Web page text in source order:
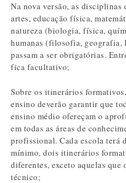
Na nova versão, as disciplinas
artes, educação física,
natureza (biologia, física,
humanas (filosofia,
passam a ser obrigatórias.
fica facultativo;
Sobre os itinerários
ensino deverão garantir que
ensino médio ofereçam o
em todas as áreas de
profissional. Cada escola terá
mínimo, dois itinerários
diferentes, exceto aquelas que
técnico;